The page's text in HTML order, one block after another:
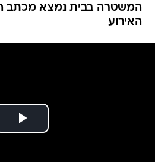
המשטרה בבית נמצא מכתב
האירוע